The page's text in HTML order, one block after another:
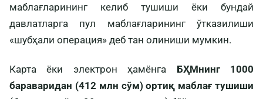
маблағларининг келиб тушиши ёки бундай
давлатларга пул маблағларининг ўтказилиши
«шубҳали операция» деб тан олиниши мумкин.
Карта ёки электрон ҳамёнга БҲМнинг 1000
бараваридан (412 млн сўм) ортиқ маблағ тушиши